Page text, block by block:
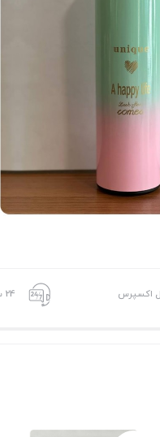
کنید
اکسپرس 24 ساعته، 7 روز هفته